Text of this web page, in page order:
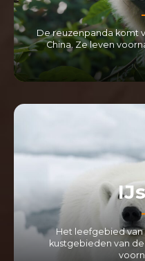
De reuzenpanda komt
China. Ze leven
Het leefgebied van
kustgebieden van